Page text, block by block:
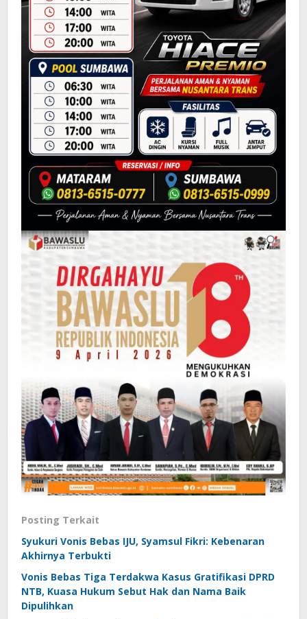
Posting Terkait
Syukuri Vonis Bebas IJU, Syamsul Fikri: Kebenaran
Akhirnya Terbukti
Vonis Bebas Tiga Terdakwa Kasus Gratifikasi DPRD
NTB, Kuasa Hukum Sebut Hak dan Nama Baik
Dipulihkan